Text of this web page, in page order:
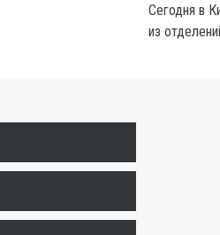
Сегодня в
из